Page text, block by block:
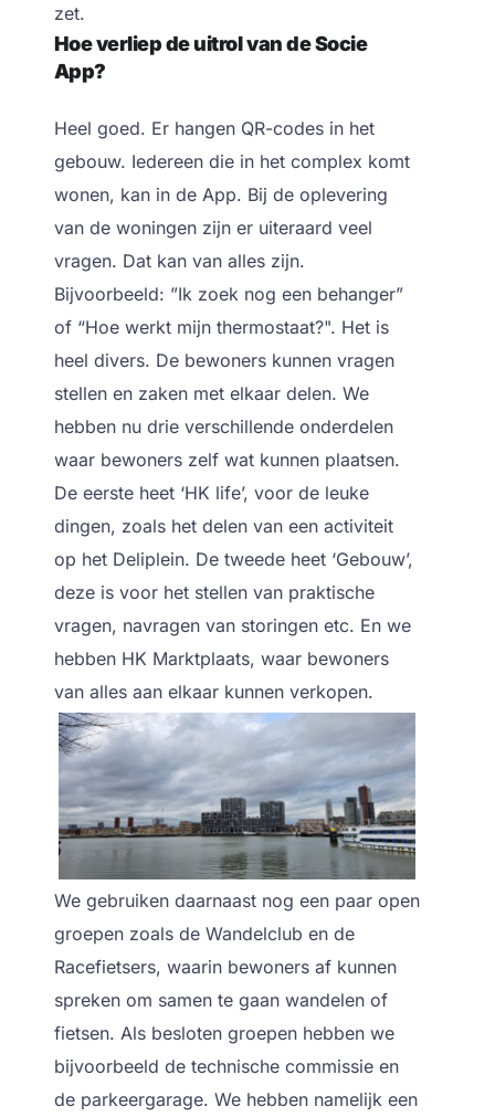
zet.
Hoe verliep de uitrol van de Socie
App?
Heel goed. Er hangen QR-codes in het
gebouw. Iedereen die in het complex komt
wonen, kan in de App. Bij de oplevering
van de woningen zijn er uiteraard veel
vragen. Dat kan van alles zijn.
Bijvoorbeeld: ”Ik zoek nog een behanger”
of “Hoe werkt mijn thermostaat?". Het is
heel divers. De bewoners kunnen vragen
stellen en zaken met elkaar delen. We
hebben nu drie verschillende onderdelen
waar bewoners zelf wat kunnen plaatsen.
De eerste heet ‘HK life’, voor de leuke
dingen, zoals het delen van een activiteit
op het Deliplein. De tweede heet ‘Gebouw’,
deze is voor het stellen van praktische
vragen, navragen van storingen etc. En we
hebben HK Marktplaats, waar bewoners
van alles aan elkaar kunnen verkopen.
We gebruiken daarnaast nog een paar open
groepen zoals de Wandelclub en de
Racefietsers, waarin bewoners af kunnen
spreken om samen te gaan wandelen of
fietsen. Als besloten groepen hebben we
bijvoorbeeld de technische commissie en
de parkeergarage. We hebben namelijk een